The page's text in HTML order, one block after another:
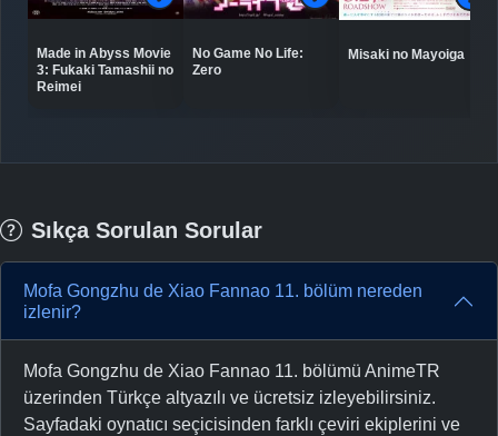
Made in Abyss Movie
3: Fukaki Tamashii no
Reimei
No Game No Life:
Zero
Misaki no Mayoiga
Sıkça Sorulan Sorular
Mofa Gongzhu de Xiao Fannao 11. bölüm nereden
izlenir?
Mofa Gongzhu de Xiao Fannao 11. bölümü AnimeTR
üzerinden Türkçe altyazılı ve ücretsiz izleyebilirsiniz.
Sayfadaki oynatıcı seçicisinden farklı çeviri ekiplerini ve